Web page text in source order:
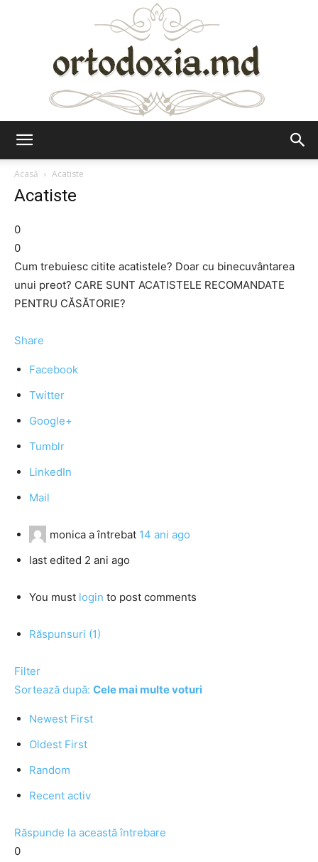
Acasă
Acatiste
Acatiste
0
0
Cum trebuiesc citite acatistele? Doar cu binecuvântarea
unui preot? CARE SUNT ACATISTELE RECOMANDATE
PENTRU CĂSĂTORIE?
Share
Facebook
Twitter
Google+
Tumblr
LinkedIn
Mail
monica a întrebat 14 ani ago
last edited 2 ani ago
You must login to post comments
Răspunsuri (1)
Filter
Sortează după: Cele mai multe voturi
Newest First
Oldest First
Random
Recent activ
Răspunde la această întrebare
0